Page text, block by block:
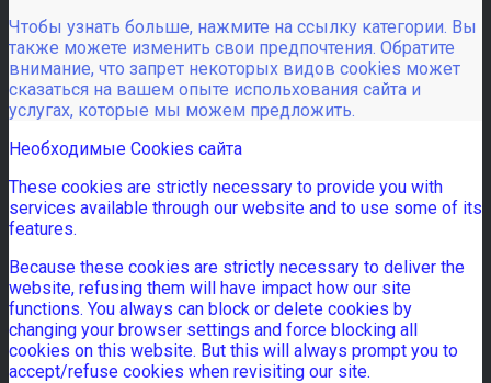
Чтобы узнать больше, нажмите на ссылку категории. Вы
также можете изменить свои предпочтения. Обратите
внимание, что запрет некоторых видов cookies может
сказаться на вашем опыте испольхования сайта и
услугах, которые мы можем предложить.
Необходимые Cookies сайта
These cookies are strictly necessary to provide you with
services available through our website and to use some of its
features.
Because these cookies are strictly necessary to deliver the
website, refusing them will have impact how our site
functions. You always can block or delete cookies by
changing your browser settings and force blocking all
cookies on this website. But this will always prompt you to
accept/refuse cookies when revisiting our site.